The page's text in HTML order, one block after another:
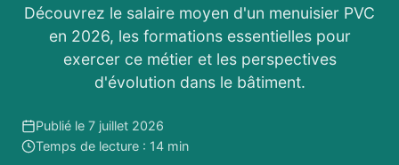
Découvrez le salaire moyen d'un menuisier PVC
en 2026, les formations essentielles pour
exercer ce métier et les perspectives
d'évolution dans le bâtiment.
Publié le 7 juillet 2026
Temps de lecture : 14 min